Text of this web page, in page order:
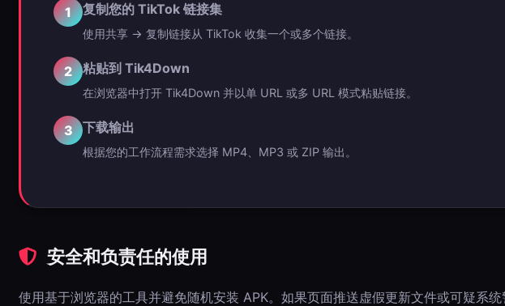
1 复制您的 TikTok 链接集
使用共享 → 复制链接从 TikTok 收集一个或多个链接。
2 粘贴到 Tik4Down
在浏览器中打开 Tik4Down 并以单 URL 或多 URL 模式粘贴链接。
3 下载输出
根据您的工作流程需求选择 MP4、MP3 或 ZIP 输出。
安全和负责任的使用
使用基于浏览器的工具并避免随机安装 APK。如果页面推送虚假更新文件或可疑系